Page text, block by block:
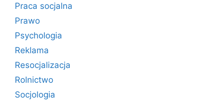
Praca socjalna
Prawo
Psychologia
Reklama
Resocjalizacja
Rolnictwo
Socjologia